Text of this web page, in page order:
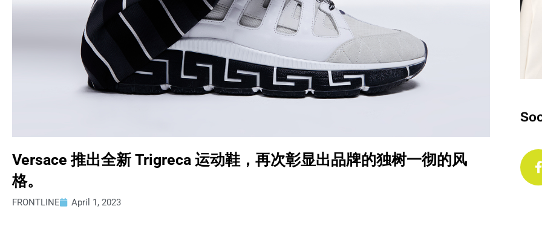
Versace 推出全新 Trigreca 运动鞋，再次彰显出品牌的独树一彻的风
格。
FRONTLINE April 1, 2023
c